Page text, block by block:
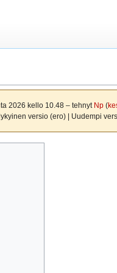
2026 kello 10.48 – tehnyt Np (
versio (ero) | Uudempi